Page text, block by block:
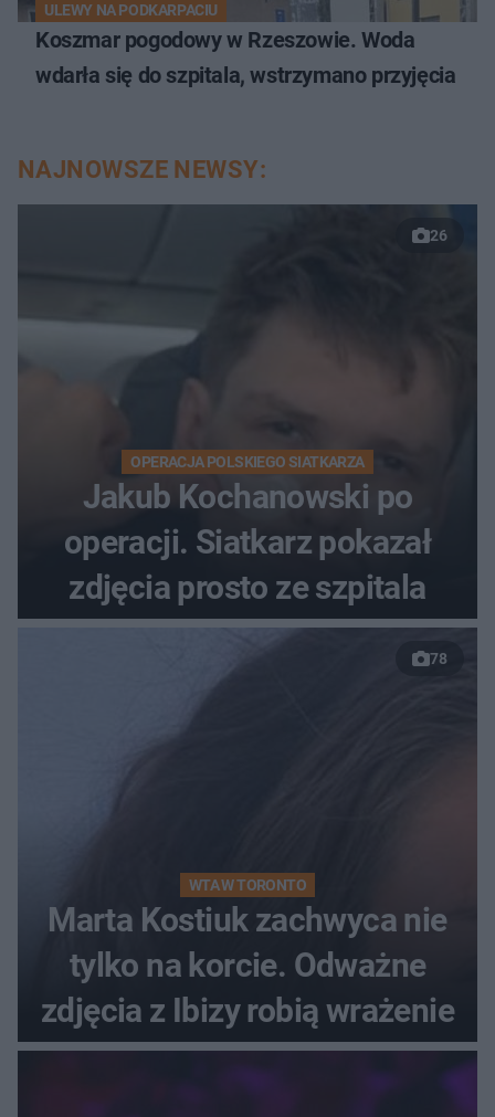
ULEWY NA PODKARPACIU
Koszmar pogodowy w Rzeszowie. Woda
wdarła się do szpitala, wstrzymano przyjęcia
NAJNOWSZE NEWSY:
26
OPERACJA POLSKIEGO SIATKARZA
Jakub Kochanowski po
operacji. Siatkarz pokazał
zdjęcia prosto ze szpitala
78
WTA W TORONTO
Marta Kostiuk zachwyca nie
tylko na korcie. Odważne
zdjęcia z Ibizy robią wrażenie